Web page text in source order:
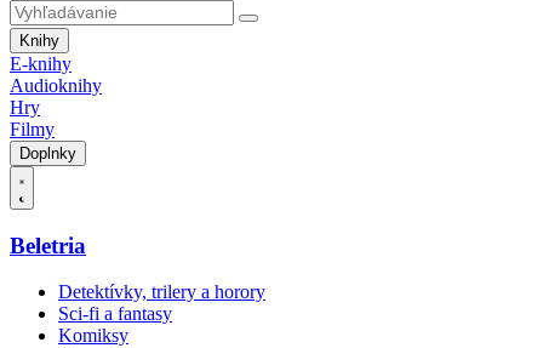
Knihy
E-knihy
Audioknihy
Hry
Filmy
Doplnky
Beletria
Detektívky, trilery a horory
Sci-fi a fantasy
Komiksy